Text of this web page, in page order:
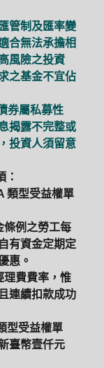
管制及匯率變
合無法承擔相
風險之投資
之基金不宜佔
券屬私募性
揭露不完整或
投資人須留意
：
類型受益權單
條例之勞工每
有資金定期定
惠。
理費費率，惟
連續扣款成功
型受益權單
臺幣壹仟元